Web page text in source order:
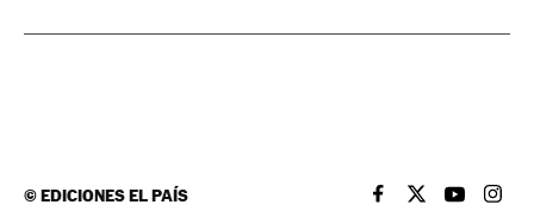
©EDICIONES EL PAÍS EL PAÍS BRASIL EN
EL PAÍSEL PAÍS
EL